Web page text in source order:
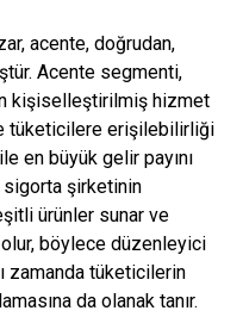
acente, doğrudan,
Acente segmenti,
kişiselleştirilmiş hizmet
ve tüketicilere erişilebilirliği
en büyük gelir payını
şirketinin
ürünler sunar ve
olur, böylece düzenleyici
zamanda tüketicilerin
da olanak tanır.